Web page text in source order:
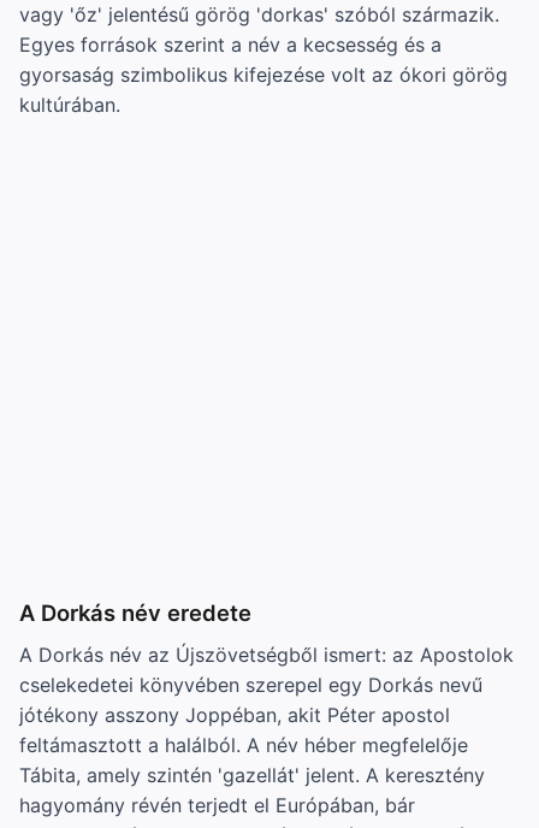
vagy 'őz' jelentésű görög 'dorkas' szóból származik.
Egyes források szerint a név a kecsesség és a
gyorsaság szimbolikus kifejezése volt az ókori görög
kultúrában.
A Dorkás név eredete
A Dorkás név az Újszövetségből ismert: az Apostolok
cselekedetei könyvében szerepel egy Dorkás nevű
jótékony asszony Joppéban, akit Péter apostol
feltámasztott a halálból. A név héber megfelelője
Tábita, amely szintén 'gazellát' jelent. A keresztény
hagyomány révén terjedt el Európában, bár